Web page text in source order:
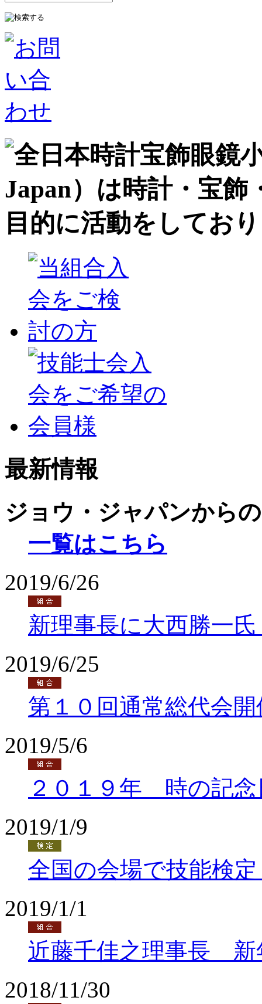
最新情報
ジョウ・ジャパンから
一覧はこちら
2019/6/26
新理事長に大西勝一
2019/6/25
第１０回通常総代会開
2019/5/6
２０１９年 時の記
2019/1/9
全国の会場で技能検
2019/1/1
近藤千佳之理事長 新
2018/11/30